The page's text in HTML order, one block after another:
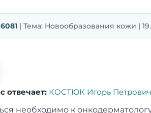
| Тема: Новообразования кожи |
отвечает: КОСТЮК Игорь Петрович
необходимо к